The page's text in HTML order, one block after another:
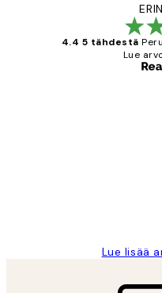
4.4 5 tähdestä
Lue
Lue lisää